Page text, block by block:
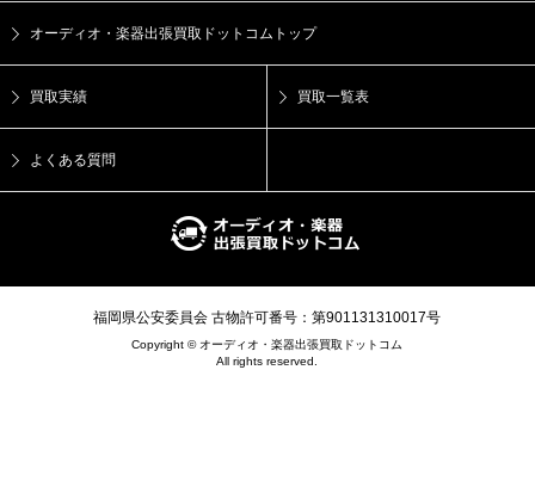
オーディオ・楽器出張買取ドットコムトップ
買取実績 買取一覧表
よくある質問
福岡県公安委員会 古物許可番号：第901131310017号
Copyright © オーディオ・楽器出張買取ドットコム
All rights reserved.